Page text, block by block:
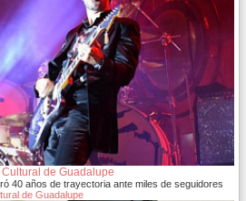
de Guadalupe
40 años de trayectoria ante miles de seguidores
de Guadalupe